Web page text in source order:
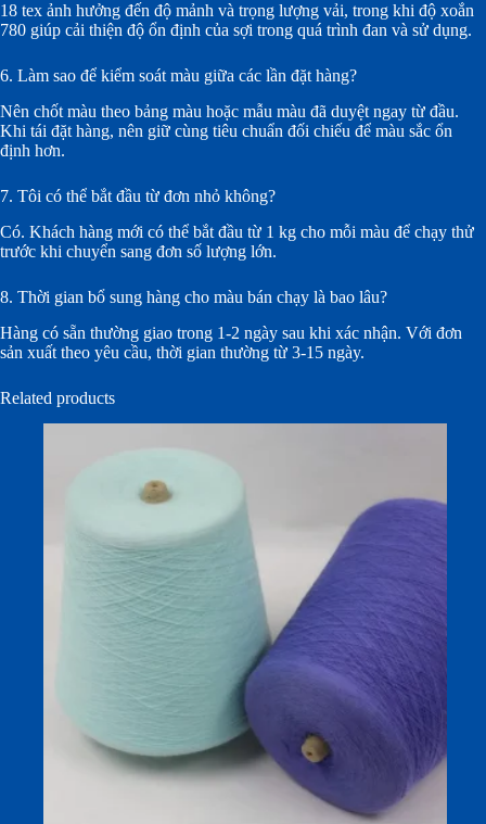
18 tex ảnh hưởng đến độ mảnh và trọng lượng vải, trong khi độ xoắn
780 giúp cải thiện độ ổn định của sợi trong quá trình đan và sử dụng.
6. Làm sao để kiểm soát màu giữa các lần đặt hàng?
Nên chốt màu theo bảng màu hoặc mẫu màu đã duyệt ngay từ đầu.
Khi tái đặt hàng, nên giữ cùng tiêu chuẩn đối chiếu để màu sắc ổn
định hơn.
7. Tôi có thể bắt đầu từ đơn nhỏ không?
Có. Khách hàng mới có thể bắt đầu từ 1 kg cho mỗi màu để chạy thử
trước khi chuyển sang đơn số lượng lớn.
8. Thời gian bổ sung hàng cho màu bán chạy là bao lâu?
Hàng có sẵn thường giao trong 1-2 ngày sau khi xác nhận. Với đơn
sản xuất theo yêu cầu, thời gian thường từ 3-15 ngày.
Related products